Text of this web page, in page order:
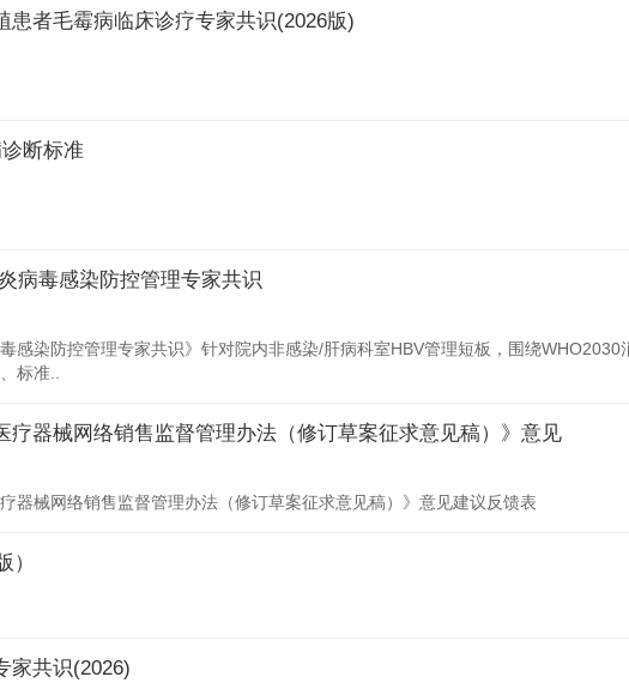
患者毛霉病临床诊疗专家共识(2026版)
断标准
病毒感染防控管理专家共识
感染防控管理专家共识》针对院内非感染/肝病科室HBV管理短板，围绕
标准..
疗器械网络销售监督管理办法（修订草案征求意见稿）》意见
器械网络销售监督管理办法（修订草案征求意见稿）》意见建议反馈表
）
家共识(2026)